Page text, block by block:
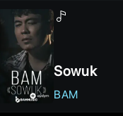
Sowuk
BAM